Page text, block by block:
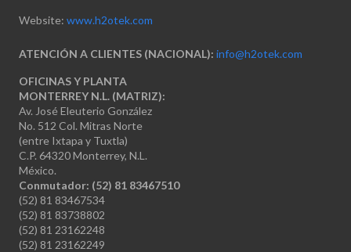
Website: www.h2otek.com
ATENCIÓN A CLIENTES (NACIONAL): info@h2otek.com
OFICINAS Y PLANTA
MONTERREY N.L. (MATRIZ):
Av. José Eleuterio González
No. 512 Col. Mitras Norte
(entre Ixtapa y Tuxtla)
C.P. 64320 Monterrey, N.L.
México.
Conmutador: (52) 81 83467510
(52) 81 83467534
(52) 81 83738802
(52) 81 23162248
(52) 81 23162249